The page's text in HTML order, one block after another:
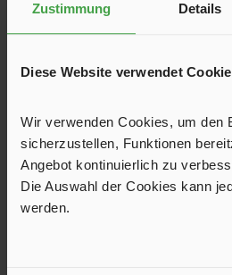
Zustimmung Details
Diese Website verwendet
Wir verwenden Cookies, um den
sicherzustellen, Funktionen
Angebot kontinuierlich zu
Die Auswahl der Cookies kann
werden.
1,95 €* 3,00
In den